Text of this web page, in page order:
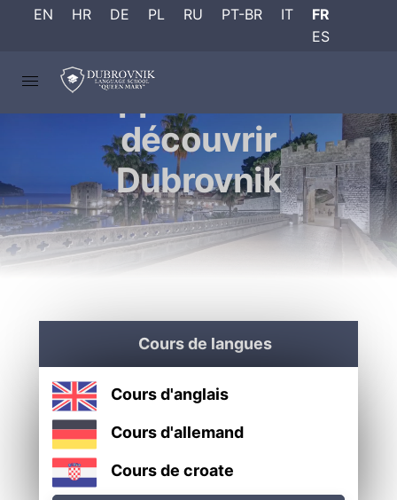
EN HR DE PL RU PT-BR IT
FR
ES
Apprendre et
découvrir
Dubrovnik
Cours de langues
Cours d'anglais
Cours d'allemand
Cours de croate